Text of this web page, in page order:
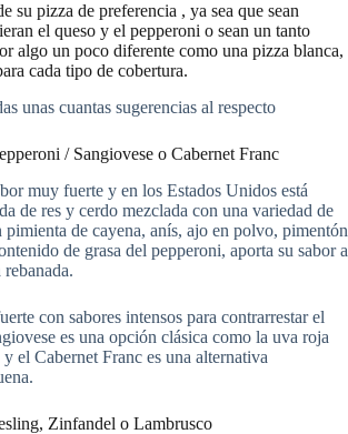
su pizza de preferencia , ya sea que sean
el queso y el pepperoni o sean un tanto
algo un poco diferente como una pizza blanca,
cada tipo de cobertura.
unas cuantas sugerencias al respecto
/ Sangiovese o Cabernet Franc
muy fuerte y en los Estados Unidos está
de res y cerdo mezclada con una variedad de
pimienta de cayena, anís, ajo en polvo, pimentón
de grasa del pepperoni, aporta su sabor a
con sabores intensos para contrarrestar el
es una opción clásica como la uva roja
el Cabernet Franc es una alternativa
Zinfandel o Lambrusco